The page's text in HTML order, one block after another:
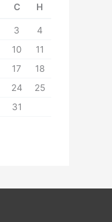
С Н
3
4
10
11
17
18
24
25
31